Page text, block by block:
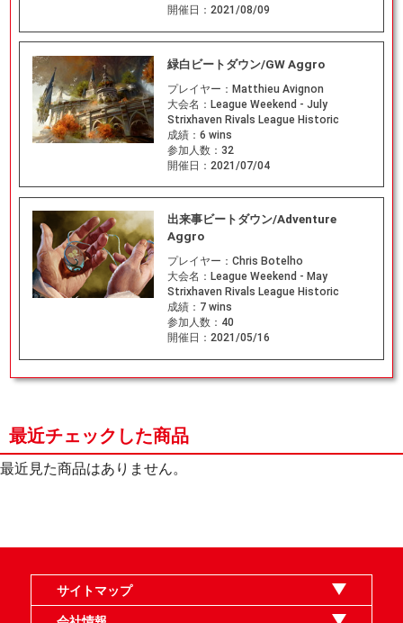
開催日： 2021/08/09
緑白ビートダウン/GW Aggro
プレイヤー： Matthieu Avignon
大会名： League Weekend - July
Strixhaven Rivals League Historic
成績： 6 wins
参加人数： 32
開催日： 2021/07/04
出来事ビートダウン/Adventure
Aggro
プレイヤー： Chris Botelho
大会名： League Weekend - May
Strixhaven Rivals League Historic
成績： 7 wins
参加人数： 40
開催日： 2021/05/16
最近チェックした商品
最近見た商品はありません。
サイトマップ